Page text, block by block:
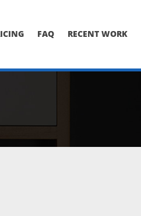
FAQ RECENT WORK